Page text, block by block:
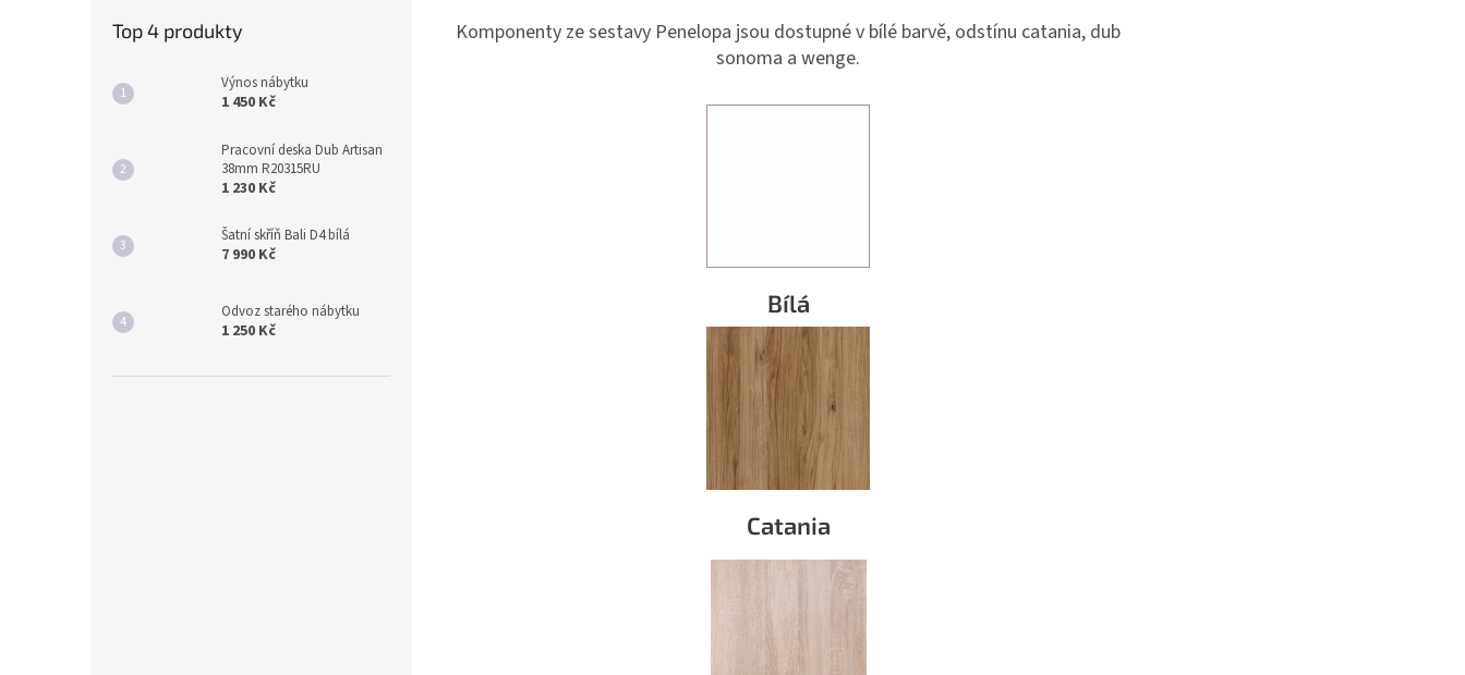
Top 4 produkty
Výnos nábytku
1 450 Kč
Pracovní deska Dub Artisan
38mm R20315RU
1 230 Kč
Šatní skříň Bali D4 bílá
7 990 Kč
Odvoz starého nábytku
1 250 Kč
Komponenty ze sestavy Penelopa jsou dostupné v bílé barvě, odstínu catania, dub
sonoma a wenge.
Bílá
Catania